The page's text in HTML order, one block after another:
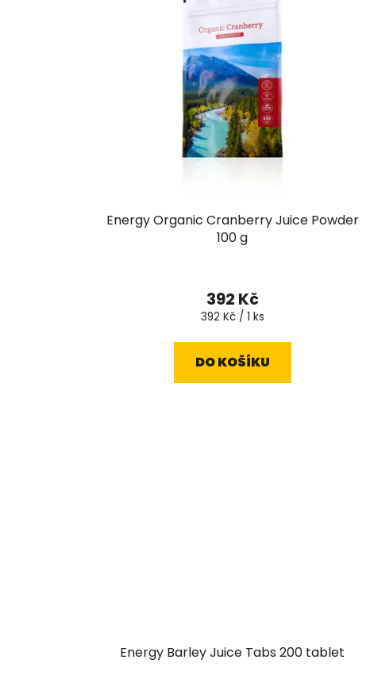
Energy Organic Cranberry Juice Powder
100 g
392 Kč
Měrná
392 Kč / 1 ks
DO KOŠÍKU
Energy Barley Juice Tabs 200 tablet